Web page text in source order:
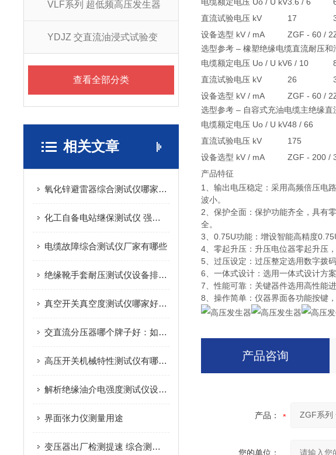
VLF系列 超低频高压发生器
YDJZ 交直流油浸式试验变
查看全部分类
相关文章
氧化锌避雷器综合测试仪哪家好：阻性分量监测在老化阈值预警中的应用实践
化工自备电站继保测试仪 强电磁环境稳定校验设备
电缆故障综合测试仪厂家有哪些
绝缘靴手套耐压测试仪设备排名：耐压测试领域，用户关注的价值点有哪些？
真空开关真空度测试仪哪家好？武汉特高压电力真空度测试仪获市场广泛认可
交直流分压器哪个牌子好：如何挑选值得信赖的交直流分压器品牌
高压开关机械特性测试仪有哪些功能特点
解析绝缘油介电强度测试仪设备排名中的规程符合性——以武汉特高压设备为例
界面张力仪测量用途
变压器出厂检测提速 综合测试台一站式解决方案
直流试验电压 kV
17
设备选型 kV / mA
ZGF - 60 / 2
选型参考 – 橡塑绝缘电缆直流耐压和
电缆额定电压 Uo / U kV6 / 10
直流试验电压 kV
26
设备选型 kV / mA
ZGF - 60 / 2
选型参考 – 自容式充油电缆主绝缘
电缆额定电压 Uo / U kV48 / 66
直流试验电压 kV
175
设备选型 kV / mA
ZGF - 200 /
产品特征
1、输出电压稳定：采用高频倍压电
波小。
2、保护全面：保护功能齐全，具有
全。
3、0.75U功能：增设智能高精度
4、零起升压：升压电位器零起升压
5、过压设定：过压整定选用数字拨
6、一体式设计：选用一体式设计方
7、性能可靠：关键器件选用高性能
8、操作简单：仪器界面各功能按键
产品咨询
产品：
您的单位：